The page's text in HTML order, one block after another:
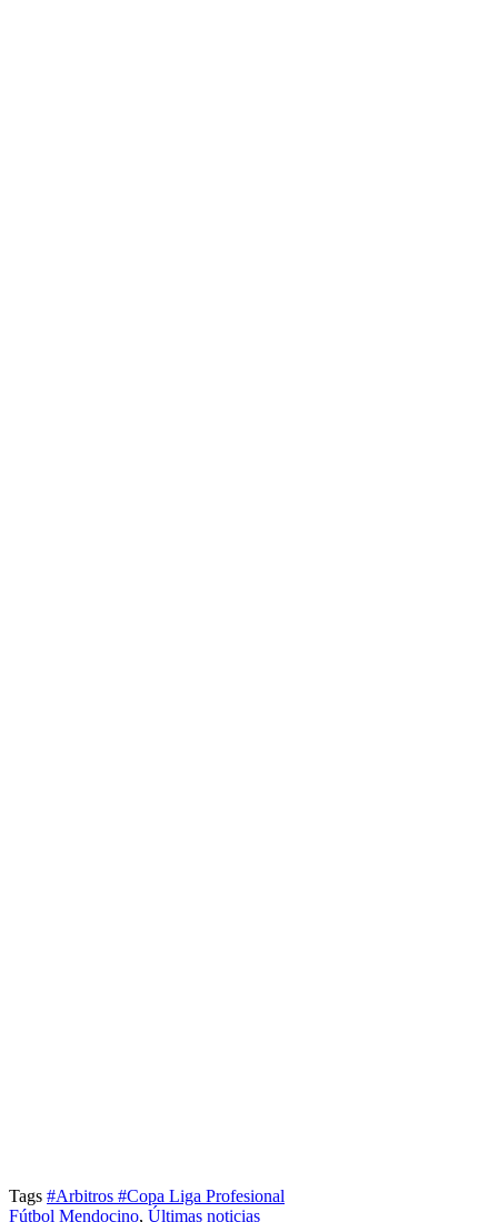
Tags #Arbitros #Copa Liga Profesional
Fútbol Mendocino, Últimas noticias